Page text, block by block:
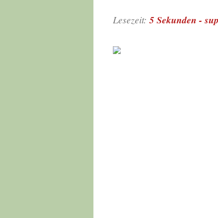
Lesezeit:5 Sekunden -